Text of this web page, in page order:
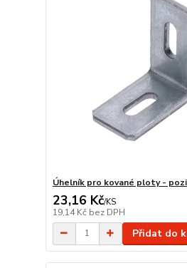
Úhelník pro kované ploty -
23,16 Kč/KS
19,14 Kč bez DPH
Přidat do